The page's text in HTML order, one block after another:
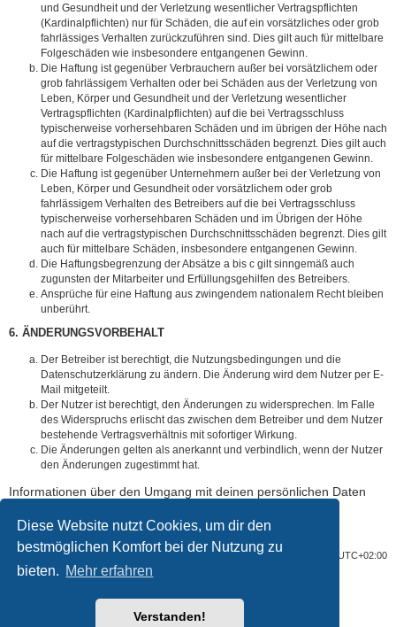
Diese Website nutzt Cookies, um dir den
bestmöglichen Komfort bei der Nutzung zu
bieten. Mehr erfahren
Verstanden!
und Gesundheit und der Verletzung wesentlicher Vertragspflichten
(Kardinalpflichten) nur für Schäden, die auf ein vorsätzliches oder grob
fahrlässiges Verhalten zurückzuführen sind. Dies gilt auch für mittelbare
Folgeschäden wie insbesondere entgangenen Gewinn.
Die Haftung ist gegenüber Verbrauchern außer bei vorsätzlichem oder
grob fahrlässigem Verhalten oder bei Schäden aus der Verletzung von
Leben, Körper und Gesundheit und der Verletzung wesentlicher
Vertragspflichten (Kardinalpflichten) auf die bei Vertragsschluss
typischerweise vorhersehbaren Schäden und im übrigen der Höhe nach
auf die vertragstypischen Durchschnittsschäden begrenzt. Dies gilt auch
für mittelbare Folgeschäden wie insbesondere entgangenen Gewinn.
Die Haftung ist gegenüber Unternehmern außer bei der Verletzung von
Leben, Körper und Gesundheit oder vorsätzlichem oder grob
fahrlässigem Verhalten des Betreibers auf die bei Vertragsschluss
typischerweise vorhersehbaren Schäden und im Übrigen der Höhe
nach auf die vertragstypischen Durchschnittsschäden begrenzt. Dies gilt
auch für mittelbare Schäden, insbesondere entgangenen Gewinn.
Die Haftungsbegrenzung der Absätze a bis c gilt sinngemäß auch
zugunsten der Mitarbeiter und Erfüllungsgehilfen des Betreibers.
Ansprüche für eine Haftung aus zwingendem nationalem Recht bleiben
unberührt.
6. ÄNDERUNGSVORBEHALT
Der Betreiber ist berechtigt, die Nutzungsbedingungen und die
Datenschutzerklärung zu ändern. Die Änderung wird dem Nutzer per E-
Mail mitgeteilt.
Der Nutzer ist berechtigt, den Änderungen zu widersprechen. Im Falle
des Widerspruchs erlischt das zwischen dem Betreiber und dem Nutzer
bestehende Vertragsverhältnis mit sofortiger Wirkung.
Die Änderungen gelten als anerkannt und verbindlich, wenn der Nutzer
den Änderungen zugestimmt hat.
Informationen über den Umgang mit deinen persönlichen Daten
Portal Foren-Übersicht Alle Zeiten sind UTC+02:00
phpBB.de
Datenschutz|Nutzungsbedingungen